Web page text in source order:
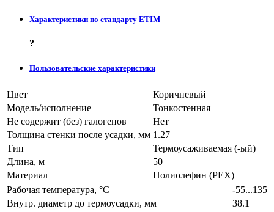
Характеристики по стандарту ETIM
?
Пользовательские характеристики
Цвет
Коричневый
Модель/исполнение
Тонкостенная
Не содержит (без) галогенов
Нет
Толщина стенки после усадки, мм 1.27
Тип
Термоусаживаемая (-ый)
Длина, м
50
Материал
Полиолефин (PEX)
Рабочая температура, °C
-55...135
Внутр. диаметр до термоусадки, мм
38.1